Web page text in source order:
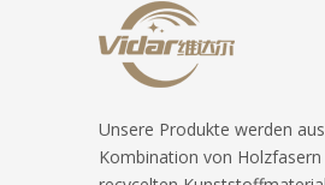
Unsere Produkte werden
Kombination von Holzfasern